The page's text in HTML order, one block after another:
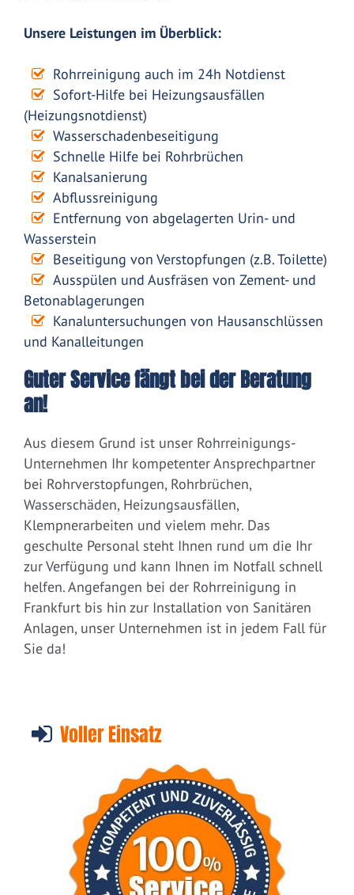
Unsere Leistungen im Überblick:
Rohrreinigung auch im 24h Notdienst
Sofort-Hilfe bei Heizungsausfällen
(Heizungsnotdienst)
Wasserschadenbeseitigung
Schnelle Hilfe bei Rohrbrüchen
Kanalsanierung
Abflussreinigung
Entfernung von abgelagerten Urin- und
Wasserstein
Beseitigung von Verstopfungen (z.B. Toilette)
Ausspülen und Ausfräsen von Zement- und
Betonablagerungen
Kanaluntersuchungen von Hausanschlüssen
und Kanalleitungen
Guter Service fängt bei der Beratung
an!
Aus diesem Grund ist unser Rohrreinigungs-
Unternehmen Ihr kompetenter Ansprechpartner
bei Rohrverstopfungen, Rohrbrüchen,
Wasserschäden, Heizungsausfällen,
Klempnerarbeiten und vielem mehr. Das
geschulte Personal steht Ihnen rund um die Ihr
zur Verfügung und kann Ihnen im Notfall schnell
helfen. Angefangen bei der Rohrreinigung in
Frankfurt bis hin zur Installation von Sanitären
Anlagen, unser Unternehmen ist in jedem Fall für
Sie da!
Voller Einsatz